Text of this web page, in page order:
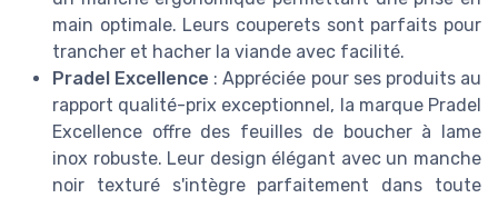
main optimale. Leurs couperets sont parfaits pour
trancher et hacher la viande avec facilité.
Pradel Excellence : Appréciée pour ses produits au
rapport qualité-prix exceptionnel, la marque Pradel
Excellence offre des feuilles de boucher à lame
inox robuste. Leur design élégant avec un manche
noir texturé s'intègre parfaitement dans toute